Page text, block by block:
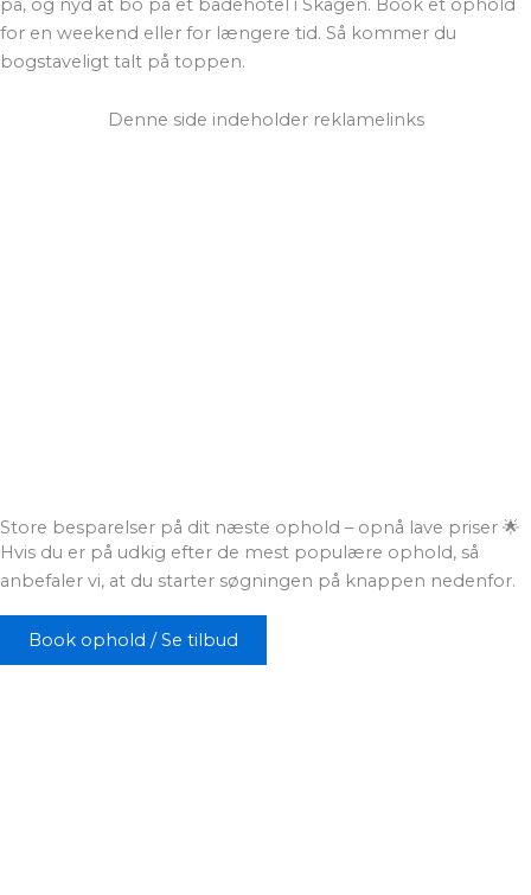
på, og nyd at bo på et badehotel i Skagen. Book et ophold
for en weekend eller for længere tid. Så kommer du
bogstaveligt talt på toppen.
Denne side indeholder reklamelinks
Store besparelser på dit næste ophold – opnå lave priser 🌟
Hvis du er på udkig efter de mest populære ophold, så
anbefaler vi, at du starter søgningen på knappen nedenfor.
Book ophold / Se tilbud